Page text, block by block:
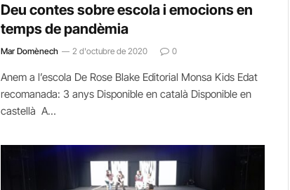
Deu contes sobre escola i emocions en
temps de pandèmia
Mar Domènech 2 d'octubre de 2020 0
Anem a l’escola De Rose Blake Editorial Monsa Kids Edat
recomanada: 3 anys Disponible en català Disponible en
castellà A…